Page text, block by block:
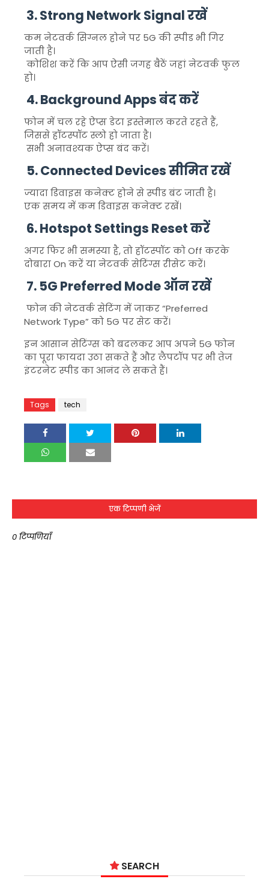
3. Strong Network Signal रखें
कम नेटवर्क सिग्नल होने पर 5G की स्पीड भी गिर
जाती है।
कोशिश करें कि आप ऐसी जगह बैठें जहां नेटवर्क फुल
हो।
4. Background Apps बंद करें
फोन में चल रहे ऐप्स डेटा इस्तेमाल करते रहते हैं,
जिससे हॉटस्पॉट स्लो हो जाता है।
सभी अनावश्यक ऐप्स बंद करें।
5. Connected Devices सीमित रखें
ज्यादा डिवाइस कनेक्ट होने से स्पीड बंट जाती है।
एक समय में कम डिवाइस कनेक्ट रखें।
6. Hotspot Settings Reset करें
अगर फिर भी समस्या है, तो हॉटस्पॉट को Off करके
दोबारा On करें या नेटवर्क सेटिंग्स रीसेट करें।
7. 5G Preferred Mode ऑन रखें
फोन की नेटवर्क सेटिंग में जाकर “Preferred
Network Type” को 5G पर सेट करें।
इन आसान सेटिंग्स को बदलकर आप अपने 5G फोन
का पूरा फायदा उठा सकते हैं और लैपटॉप पर भी तेज
इंटरनेट स्पीड का आनंद ले सकते हैं।
Tags tech
एक टिप्पणी भेजें
0 टिप्पणियाँ
SEARCH